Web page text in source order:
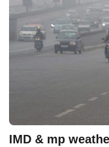
IMD & mp